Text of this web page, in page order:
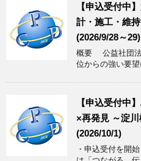
【申込受付中
計・施工・維
(2026/9/28～29)
概要 公益社団法
位からの強い要望
【申込受付中
×再発見 ～淀
(2026/10/1)
・申込受付を開